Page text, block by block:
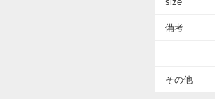
備考
その他